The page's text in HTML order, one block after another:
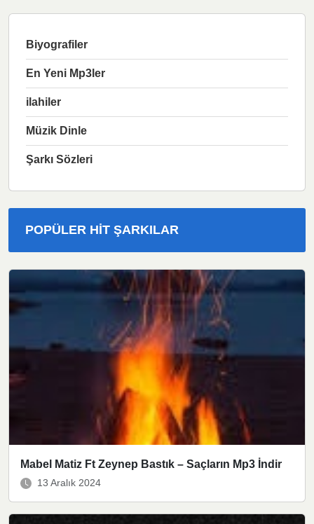
Biyografiler
En Yeni Mp3ler
ilahiler
Müzik Dinle
Şarkı Sözleri
POPÜLER HIT ŞARKILAR
Mabel Matiz Ft Zeynep Bastık – Saçların Mp3 İndir
13 Aralık 2024